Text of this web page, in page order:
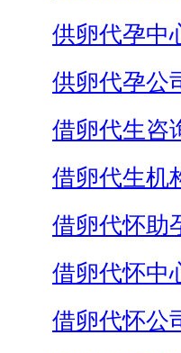
供卵代孕中
供卵代孕公
借卵代生咨
借卵代生机
借卵代怀助
借卵代怀中
借卵代怀公